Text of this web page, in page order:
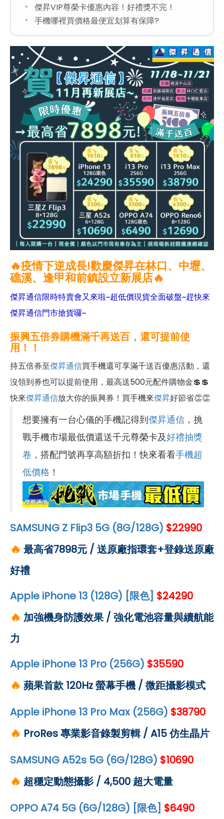
傑昇VIP尊榮卡優惠內容！好禮獎不完！
手機哪裡買價格最便宜划算有保障?
🔥疫情下逆成長!歡慶傑昇在林口、中壢、
礁溪、逢甲和前鎮設立新展店🔥
傑昇通信限時特賣會又來啦~超低價現貨全面破盤~趕快來
傑昇通信門市搶貨囉~
振興五倍券購機滿千再送百，還可提前使
用！！
持五倍券至傑昇通信買手機還可享滿千送百優惠活動，還
沒領到券也可以提前使用，最高送500元配件購物金💲💲
快來傑昇通信放大你的振興券！買手機來傑昇好節省👏👏
想要擁有一台心儀的手機記得到傑昇通信 ，挑
戰手機市場最低價還送千元尊榮卡及好禮抽獎
卷 ，搭配門號再享高額折扣！快來看看手機超
低價格 ！
SAMSUNG Z Flip3 5G (8G/128G) $22990
🔥 最高省7898元 / 送原廠指環套+登錄送原廠
好禮
Apple iPhone 13 (128G) [限色] $24290
🔥 加強機身防護效果 / 強化電池容量與續航能
力
Apple iPhone 13 Pro (256G) $35590
🔥 蘋果首款 120Hz 螢幕手機 / 微距攝影模式
Apple iPhone 13 Pro Max (256G) $38790
🔥 ProRes 專業影音錄製剪輯 / A15 仿生晶片
SAMSUNG A52s 5G (6G/128G) $10690
🔥 超穩定動態攝影 / 4,500 超大電量
OPPO A74 5G (6G/128G) [限色] $6490